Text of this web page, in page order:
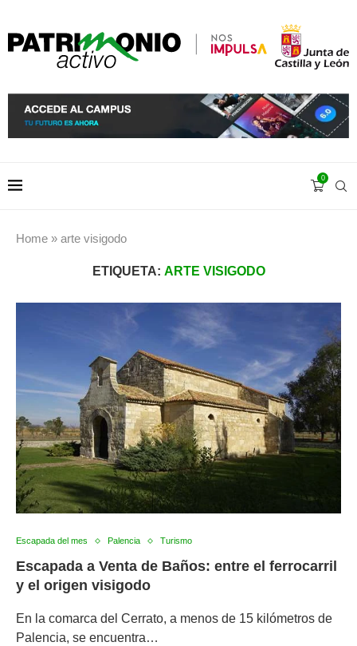
0
Home » arte visigodo
ETIQUETA: ARTE VISIGODO
Escapada del mes Palencia Turismo
Escapada a Venta de Baños: entre el ferrocarril
y el origen visigodo
En la comarca del Cerrato, a menos de 15 kilómetros de
Palencia, se encuentra…